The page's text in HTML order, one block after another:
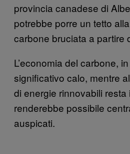
provincia canadese di
potrebbe porre un tetto
carbone bruciata a partire
L’economia del carbone,
significativo calo, mentre
di energie rinnovabili
renderebbe possibile
auspicati.